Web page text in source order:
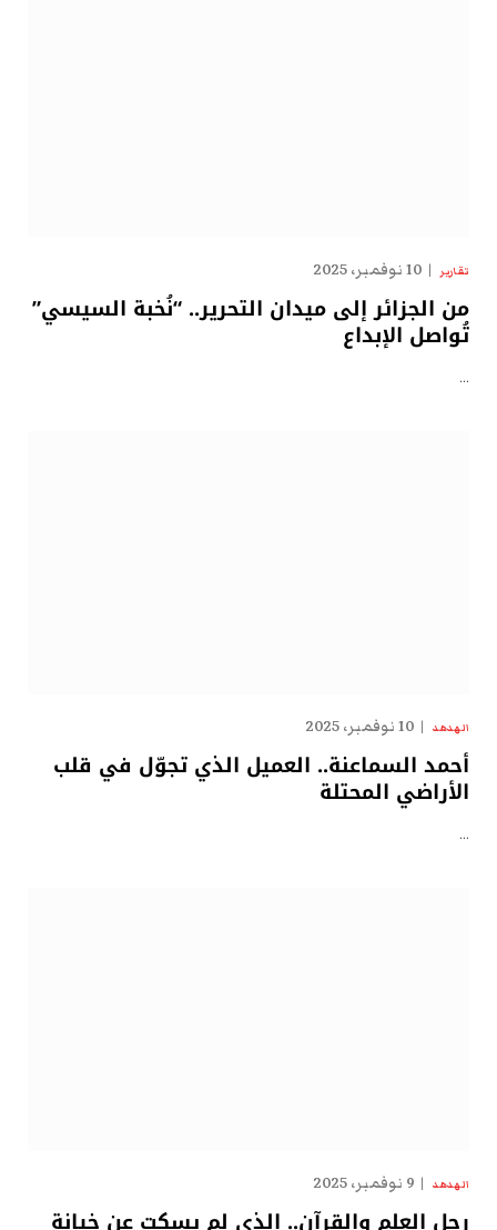
تقارير 10 نوفمبر، 2025
من الجزائر إلى ميدان التحرير.. “نُخبة السيسي”
تُواصل الإبداع
…
الهدهد 10 نوفمبر، 2025
أحمد السماعنة.. العميل الذي تجوّل في قلب
الأراضي المحتلة
…
الهدهد 9 نوفمبر، 2025
رجل العلم والقرآن.. الذي لم يسكت عن خيانة